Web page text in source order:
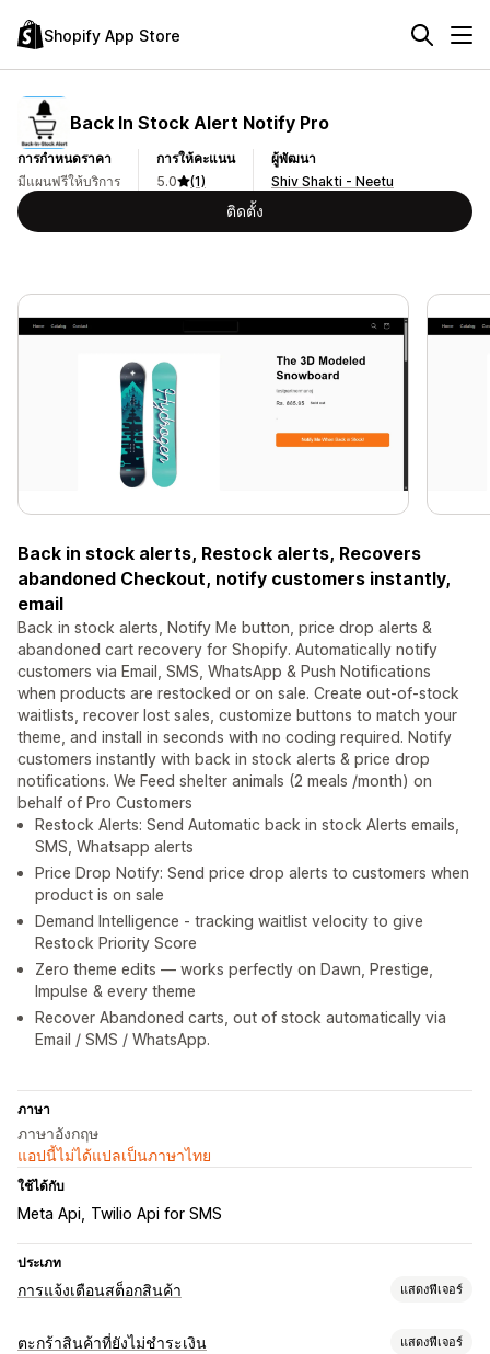
Shopify App Store
Back In Stock Alert Notify Pro
การกำหนดราคา
มีแผนฟรีให้บริการ
การให้คะแนน
5.0
(1)
ผู้พัฒนา
Shiv Shakti - Neetu
ติดตั้ง
Back in stock alerts, Restock alerts, Recovers
abandoned Checkout, notify customers instantly,
email
Back in stock alerts, Notify Me button, price drop alerts &
abandoned cart recovery for Shopify. Automatically notify
customers via Email, SMS, WhatsApp & Push Notifications
when products are restocked or on sale. Create out-of-stock
waitlists, recover lost sales, customize buttons to match your
theme, and install in seconds with no coding required. Notify
customers instantly with back in stock alerts & price drop
notifications. We Feed shelter animals (2 meals /month) on
behalf of Pro Customers
Restock Alerts: Send Automatic back in stock Alerts emails,
SMS, Whatsapp alerts
Price Drop Notify: Send price drop alerts to customers when
product is on sale
Demand Intelligence - tracking waitlist velocity to give
Restock Priority Score
Zero theme edits — works perfectly on Dawn, Prestige,
Impulse & every theme
Recover Abandoned carts, out of stock automatically via
Email / SMS / WhatsApp.
ภาษา
ภาษาอังกฤษ
แอปนี้ไม่ได้แปลเป็นภาษาไทย
ใช้ได้กับ
Meta Api Twilio Api for SMS
ประเภท
การแจ้งเตือนสต็อกสินค้า แสดงฟีเจอร์
การแจ้งเตือน
ตะกร้าสินค้าที่ยังไม่ชำระเงิน แสดงฟีเจอร์